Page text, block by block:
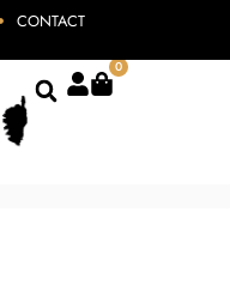
CONTACT
0